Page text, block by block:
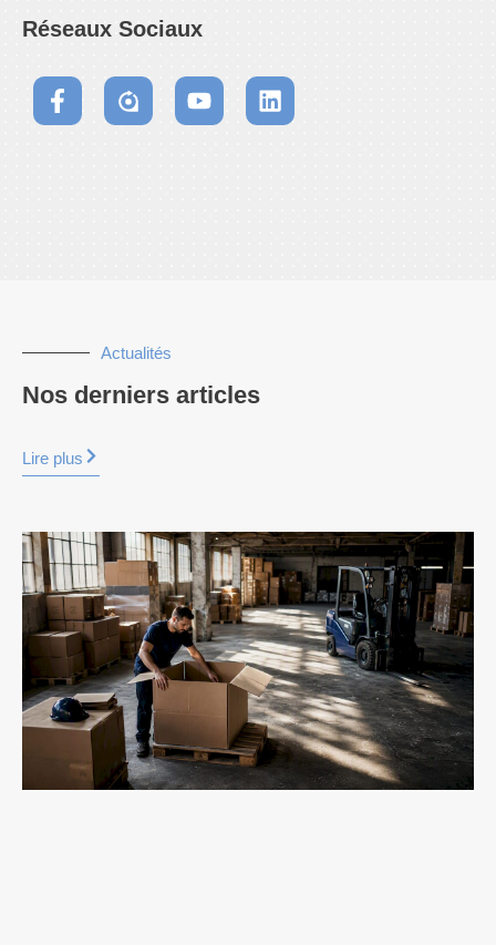
Réseaux Sociaux
Actualités
Nos derniers articles
Lire plus